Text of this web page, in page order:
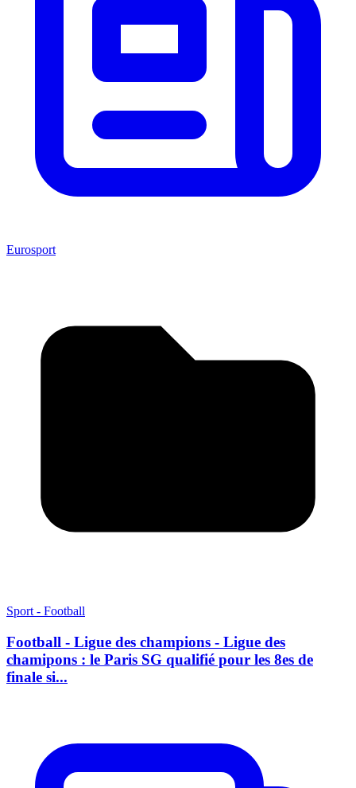
Eurosport
Sport - Football
Football - Ligue des champions - Ligue des
chamipons : le Paris SG qualifié pour les 8es de
finale si...